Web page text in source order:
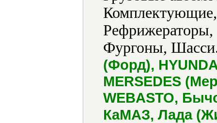
Рефрижераторы,
Фургоны,
(Форд),
MERSEDES
WEBASTO,
КаМАЗ, Лада